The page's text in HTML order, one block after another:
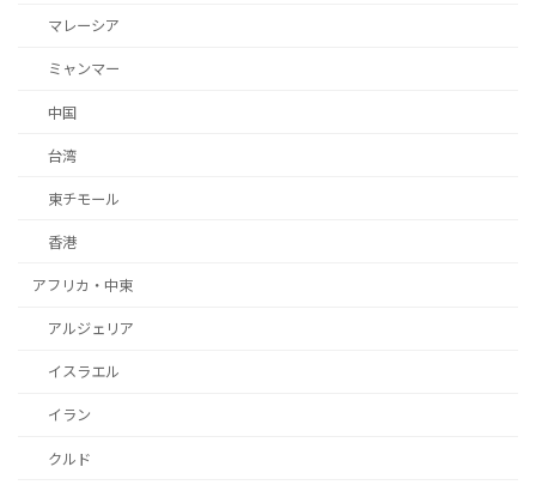
マレーシア
ミャンマー
中国
台湾
東チモール
香港
アフリカ・中東
アルジェリア
イスラエル
イラン
クルド